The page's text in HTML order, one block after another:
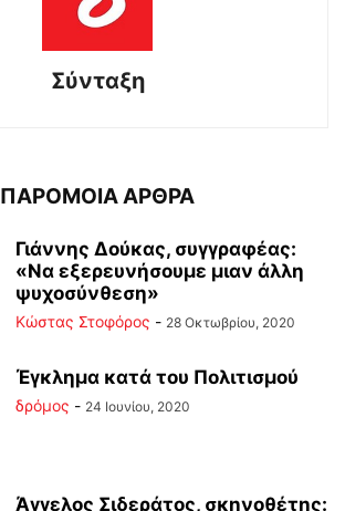
Σύνταξη
ΠΑΡΟΜΟΙΑ ΑΡΘΡΑ
Γιάννης Δούκας, συγγραφέας:
«Να εξερευνήσουμε μιαν άλλη
ψυχοσύνθεση»
Κώστας Στοφόρος - 28 Οκτωβρίου, 2020
Έγκλημα κατά του Πολιτισμού
δρόμος - 24 Ιουνίου, 2020
Άγγελος Σιδεράτος, σκηνοθέτης: